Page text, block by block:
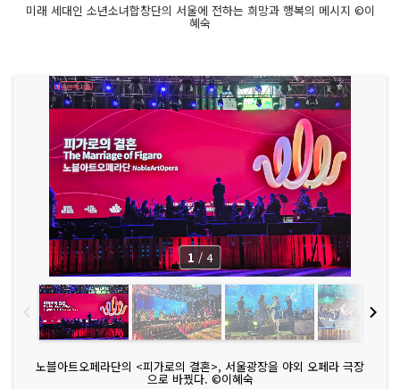
미래 세대인 소년소녀합창단의 서울에 전하는 희망과 행복의 메시지 ©이
혜숙
노블아트오페라단의 <피가로의 결혼>, 서울광장을 야외 오페라 극장
으로 바꿨다. ©이혜숙
1 / 4